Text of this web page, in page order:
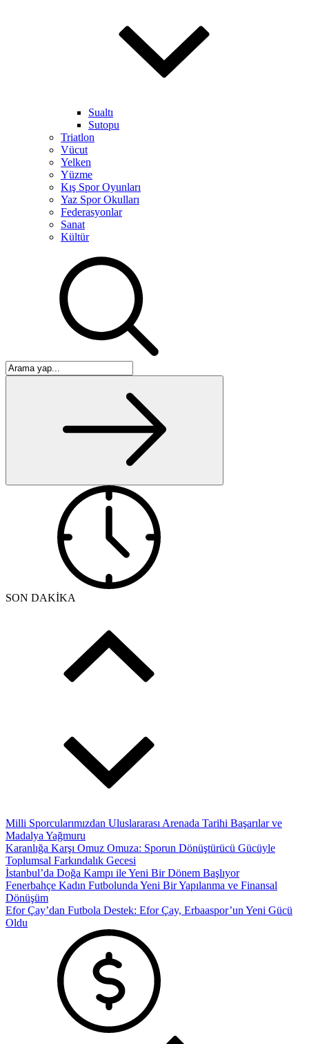
Sualtı
Sutopu
Triatlon
Vücut
Yelken
Yüzme
Kış Spor Oyunları
Yaz Spor Okulları
Federasyonlar
Sanat
Kültür
SON DAKİKA
Milli Sporcularımızdan Uluslararası Arenada Tarihi Başarılar ve
Madalya Yağmuru
Karanlığa Karşı Omuz Omuza: Sporun Dönüştürücü Gücüyle
Toplumsal Farkındalık Gecesi
İstanbul’da Doğa Kampı ile Yeni Bir Dönem Başlıyor
Fenerbahçe Kadın Futbolunda Yeni Bir Yapılanma ve Finansal
Dönüşüm
Efor Çay’dan Futbola Destek: Efor Çay, Erbaaspor’un Yeni Gücü
Oldu